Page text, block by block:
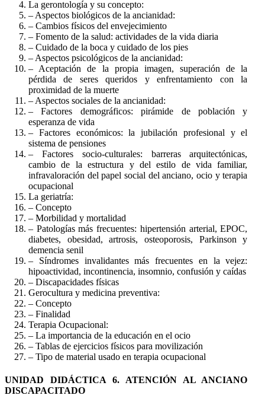
La gerontología y su concepto:
– Aspectos biológicos de la ancianidad:
– Cambios físicos del envejecimiento
– Fomento de la salud: actividades de la vida diaria
– Cuidado de la boca y cuidado de los pies
– Aspectos psicológicos de la ancianidad:
– Aceptación de la propia imagen, superación de la
pérdida de seres queridos y enfrentamiento con la
proximidad de la muerte
– Aspectos sociales de la ancianidad:
– Factores demográficos: pirámide de población y
esperanza de vida
– Factores económicos: la jubilación profesional y el
sistema de pensiones
– Factores socio-culturales: barreras arquitectónicas,
cambio de la estructura y del estilo de vida familiar,
infravaloración del papel social del anciano, ocio y terapia
ocupacional
La geriatría:
– Concepto
– Morbilidad y mortalidad
– Patologías más frecuentes: hipertensión arterial, EPOC,
diabetes, obesidad, artrosis, osteoporosis, Parkinson y
demencia senil
– Síndromes invalidantes más frecuentes en la vejez:
hipoactividad, incontinencia, insomnio, confusión y caídas
– Discapacidades físicas
Gerocultura y medicina preventiva:
– Concepto
– Finalidad
Terapia Ocupacional:
– La importancia de la educación en el ocio
– Tablas de ejercicios físicos para movilización
– Tipo de material usado en terapia ocupacional
UNIDAD DIDÁCTICA 6. ATENCIÓN AL ANCIANO
DISCAPACITADO